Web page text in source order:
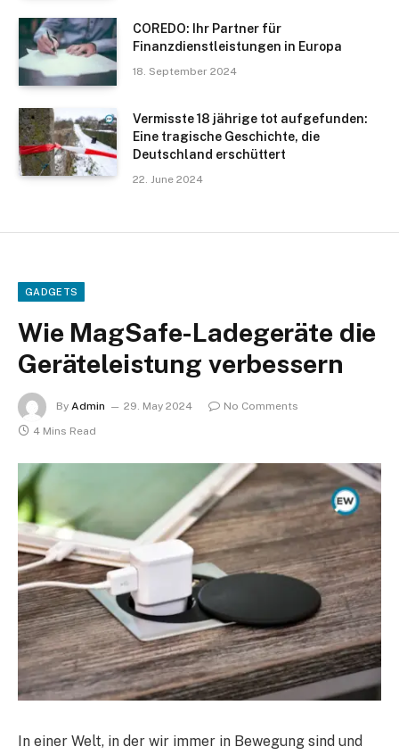
COREDO: Ihr Partner für
Finanzdienstleistungen in Europa
18. September 2024
Vermisste 18 jährige tot aufgefunden:
Eine tragische Geschichte, die
Deutschland erschüttert
22. June 2024
GADGETS
Wie MagSafe-Ladegeräte die
Geräteleistung verbessern
By Admin 29. May 2024
No Comments
4 Mins Read
In einer Welt, in der wir immer in Bewegung sind und